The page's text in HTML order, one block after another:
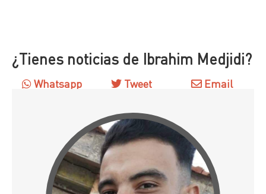
¿Tienes noticias de Ibrahim Medjidi?
Whatsapp Tweet Email